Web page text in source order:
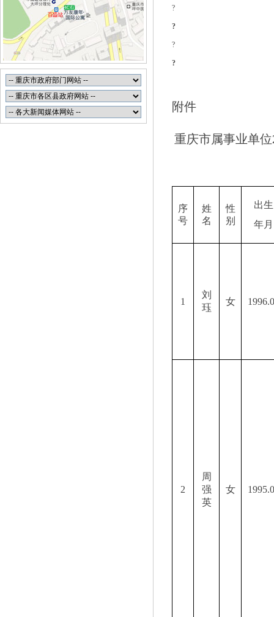
?
?
?
?
附件
重庆市属事业单位
序
号
姓
名
性
别
出生
年月
1
刘
珏
女
2
周
强
英
女